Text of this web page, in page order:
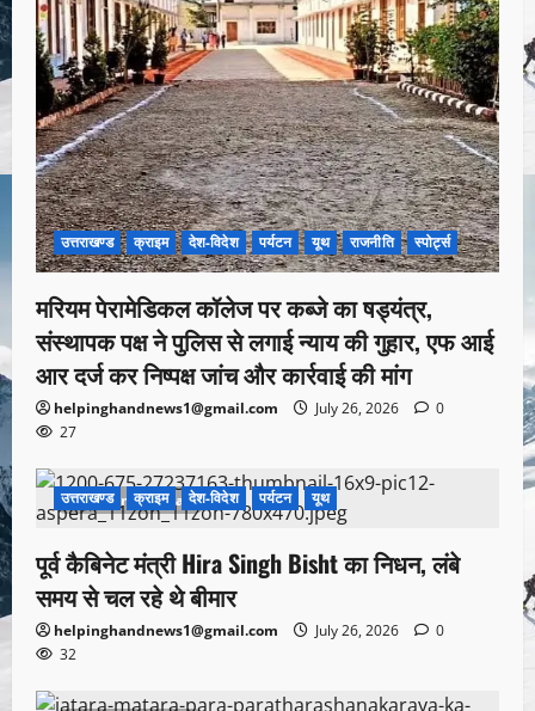
उत्तराखण्ड क्राइम देश-विदेश पर्यटन यूथ राजनीति स्पोर्ट्स
मरियम पेरामेडिकल कॉलेज पर कब्जे का षड्यंत्र,
संस्थापक पक्ष ने पुलिस से लगाई न्याय की गुहार, एफ आई
आर दर्ज कर निष्पक्ष जांच और कार्रवाई की मांग
helpinghandnews1@gmail.com July 26, 2026
0
27
1 minute read
उत्तराखण्ड क्राइम देश-विदेश पर्यटन यूथ
पूर्व कैबिनेट मंत्री Hira Singh Bisht का निधन, लंबे
समय से चल रहे थे बीमार
helpinghandnews1@gmail.com July 26, 2026
0
32